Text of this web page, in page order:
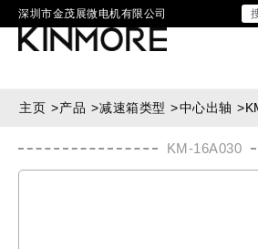
深圳市金茂展微电机有限公司
主页 >产品 >减速箱类型 >中心出轴 >
KM-16A030